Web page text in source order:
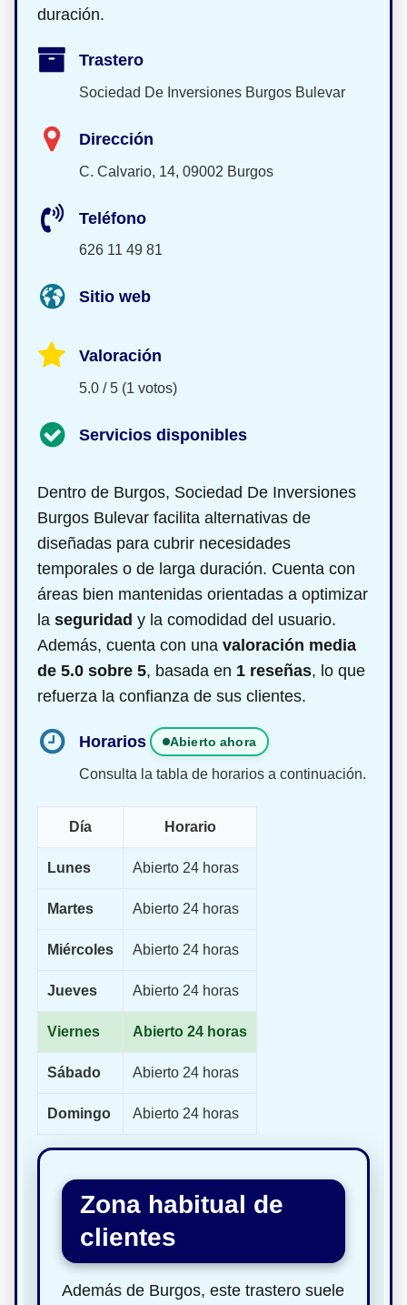
duración.
Trastero
Sociedad De Inversiones Burgos Bulevar
Dirección
C. Calvario, 14, 09002 Burgos
Teléfono
626 11 49 81
Sitio web
Valoración
5.0 / 5 (1 votos)
Servicios disponibles
Dentro de Burgos, Sociedad De Inversiones
Burgos Bulevar facilita alternativas de
diseñadas para cubrir necesidades
temporales o de larga duración. Cuenta con
áreas bien mantenidas orientadas a optimizar
la seguridad y la comodidad del usuario.
Además, cuenta con una valoración media
de 5.0 sobre 5, basada en 1 reseñas, lo que
refuerza la confianza de sus clientes.
Horarios Abierto ahora
Consulta la tabla de horarios a continuación.
Día Horario
Lunes Abierto 24 horas
Martes Abierto 24 horas
Miércoles Abierto 24 horas
Jueves Abierto 24 horas
Viernes Abierto 24 horas
Sábado Abierto 24 horas
Domingo Abierto 24 horas
Zona habitual de
clientes
Además de Burgos, este trastero suele